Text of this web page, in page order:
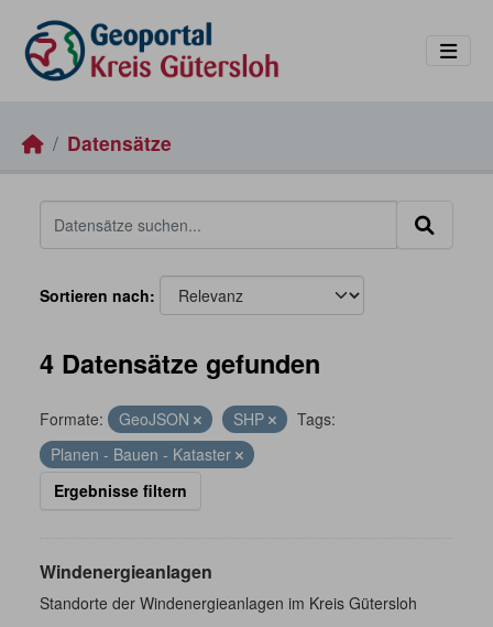
Datensätze
Sortieren nach
4 Datensätze gefunden
Formate: GeoJSON SHP
Tags:
Planen - Bauen - Kataster
Ergebnisse filtern
Windenergieanlagen
Standorte der Windenergieanlagen im Kreis Gütersloh